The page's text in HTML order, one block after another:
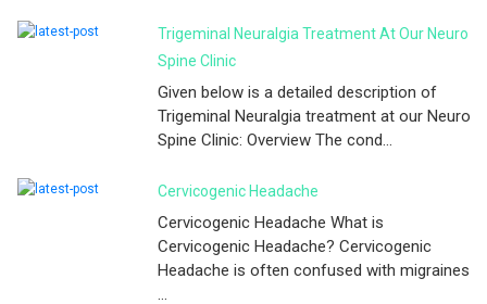
Trigeminal Neuralgia Treatment At Our Neuro
Spine Clinic
Given below is a detailed description of
Trigeminal Neuralgia treatment at our Neuro
Spine Clinic: Overview The cond...
Cervicogenic Headache
Cervicogenic Headache What is
Cervicogenic Headache? Cervicogenic
Headache is often confused with migraines